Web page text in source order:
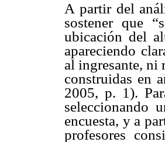
A partir del
sostener que
ubicación del
apareciendo
al ingresante, ni
construidas en
2005, p. 1).
seleccionando
encuesta, y a
profesores